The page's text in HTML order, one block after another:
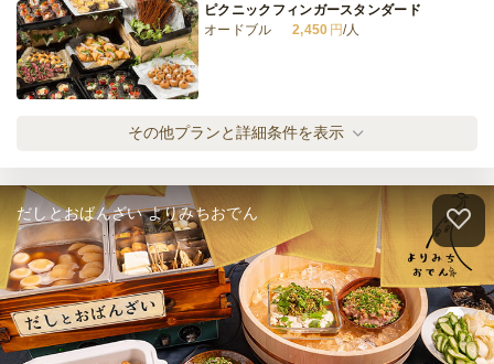
ピクニックフィンガースタンダード
オードブル
2,450 円/人
ナチュラルカップインスタンダード
ケータリング 2,700円/人
ナチュラルカップインボリューミー
ケータリング 3,800
ナチュラルカップインラグジュアリー
その他プランと詳細条件を表示
だしとおばんざい よりみちおでん